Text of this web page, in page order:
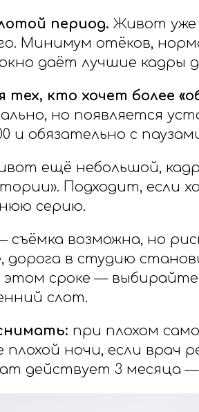
период. Живот уже
Минимум отёков,
даёт лучшие кадры
тех, кто хочет более
но появляется
и обязательно с
ещё небольшой,
Подходит, если
серию.
съёмка возможна, но
дорога в студию
сроке — выбирайте
слот.
при плохом
плохой ночи, если врач
действует 3 месяца